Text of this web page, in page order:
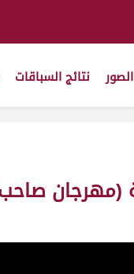
الصور نتائج السباقات